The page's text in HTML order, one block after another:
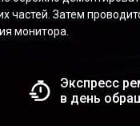
частей. Затем
монитора.
Экспресс
в день